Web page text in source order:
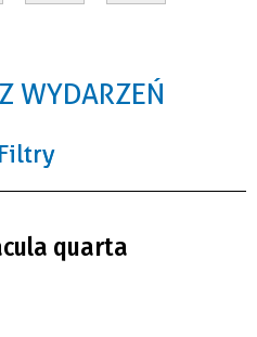
WYDARZEŃ
Filtry
quarta